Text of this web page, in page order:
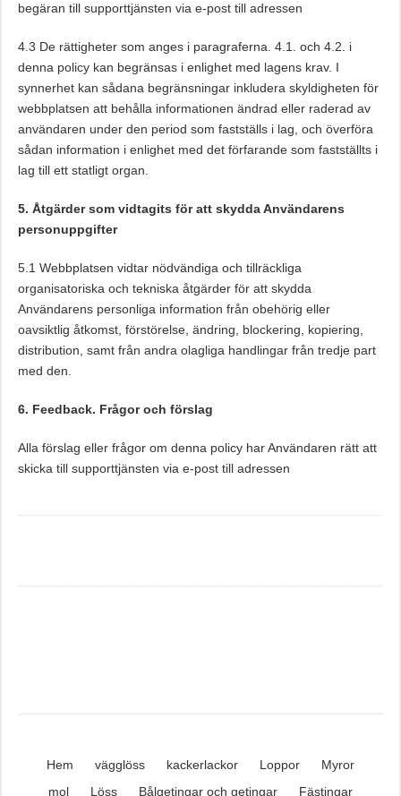
begäran till supporttjänsten via e-post till adressen
4.3 De rättigheter som anges i paragraferna. 4.1. och 4.2. i
denna policy kan begränsas i enlighet med lagens krav. I
synnerhet kan sådana begränsningar inkludera skyldigheten för
webbplatsen att behålla informationen ändrad eller raderad av
användaren under den period som fastställs i lag, och överföra
sådan information i enlighet med det förfarande som fastställts i
lag till ett statligt organ.
5. Åtgärder som vidtagits för att skydda Användarens
personuppgifter
5.1 Webbplatsen vidtar nödvändiga och tillräckliga
organisatoriska och tekniska åtgärder för att skydda
Användarens personliga information från obehörig eller
oavsiktlig åtkomst, förstörelse, ändring, blockering, kopiering,
distribution, samt från andra olagliga handlingar från tredje part
med den.
6. Feedback. Frågor och förslag
Alla förslag eller frågor om denna policy har Användaren rätt att
skicka till supporttjänsten via e-post till adressen
Hem vägglöss kackerlackor Loppor
Myror
mol
Löss Bålgetingar och getingar Fästingar